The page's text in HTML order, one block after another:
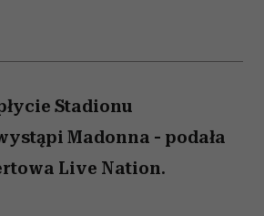
Stadionu
Madonna - podała
Live Nation.